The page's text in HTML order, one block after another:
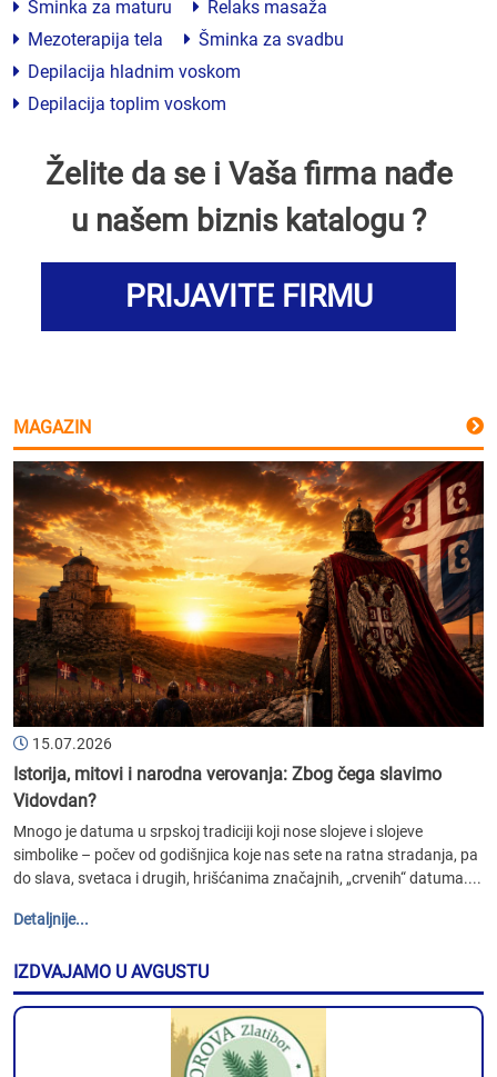
Šminka za maturu
Relaks masaža
Mezoterapija tela
Šminka za svadbu
Depilacija hladnim voskom
Depilacija toplim voskom
Želite da se i Vaša firma nađe
u našem biznis katalogu ?
PRIJAVITE FIRMU
MAGAZIN
15.07.2026
Istorija, mitovi i narodna verovanja: Zbog čega slavimo
Vidovdan?
Mnogo je datuma u srpskoj tradiciji koji nose slojeve i slojeve
simbolike – počev od godišnjica koje nas sete na ratna stradanja, pa
do slava, svetaca i drugih, hrišćanima značajnih, „crvenih“ datuma....
Detaljnije...
IZDVAJAMO U AVGUSTU